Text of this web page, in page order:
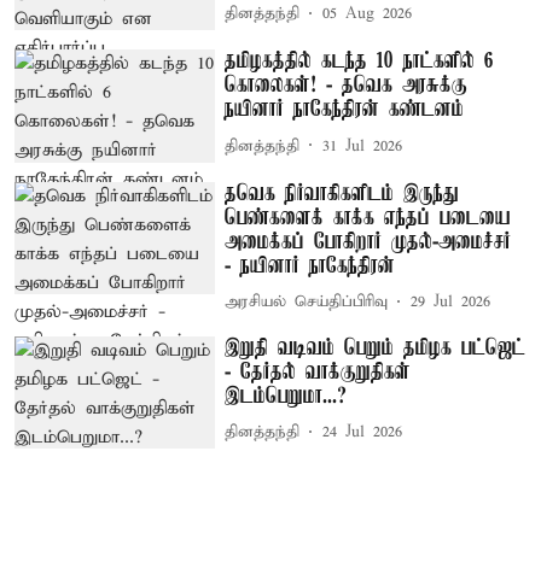
தினத்தந்தி 05 Aug 2026
தமிழகத்தில் கடந்த 10 நாட்களில் 6
கொலைகள்! - தவெக அரசுக்கு
நயினார் நாகேந்திரன் கண்டனம்
தினத்தந்தி 31 Jul 2026
தவெக நிர்வாகிகளிடம் இருந்து
பெண்களைக் காக்க எந்தப் படையை
அமைக்கப் போகிறார் முதல்-அமைச்சர்
- நயினார் நாகேந்திரன்
அரசியல் செய்திப்பிரிவு 29 Jul 2026
இறுதி வடிவம் பெறும் தமிழக பட்ஜெட்
- தேர்தல் வாக்குறுதிகள்
இடம்பெறுமா...?
தினத்தந்தி 24 Jul 2026